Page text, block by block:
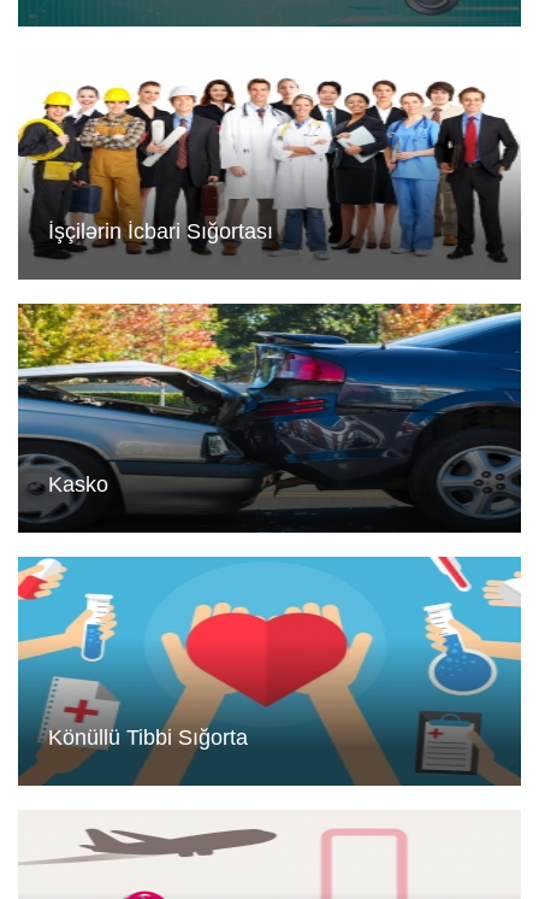
İşçilərin İcbari Sığortası
Kasko
Könüllü Tibbi Sığorta